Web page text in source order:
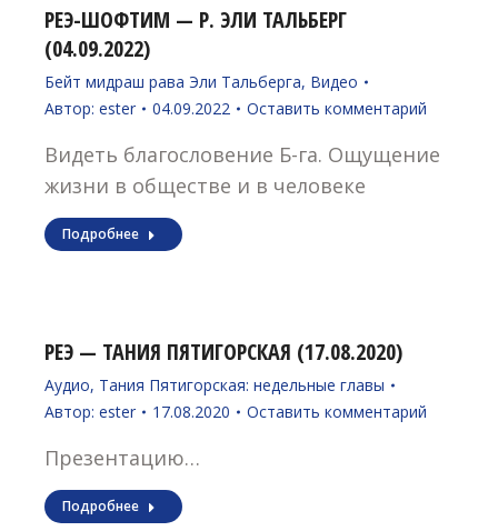
РЕЭ-ШОФТИМ — Р. ЭЛИ ТАЛЬБЕРГ
(04.09.2022)
Бейт мидраш рава Эли Тальберга, Видео
Автор: ester 04.09.2022 Оставить комментарий
Видеть благословение Б-га. Ощущение
жизни в обществе и в человеке
Подробнее
РЕЭ — ТАНИЯ ПЯТИГОРСКАЯ (17.08.2020)
Аудио, Тания Пятигорская: недельные главы
Автор: ester 17.08.2020 Оставить комментарий
Презентацию…
Подробнее